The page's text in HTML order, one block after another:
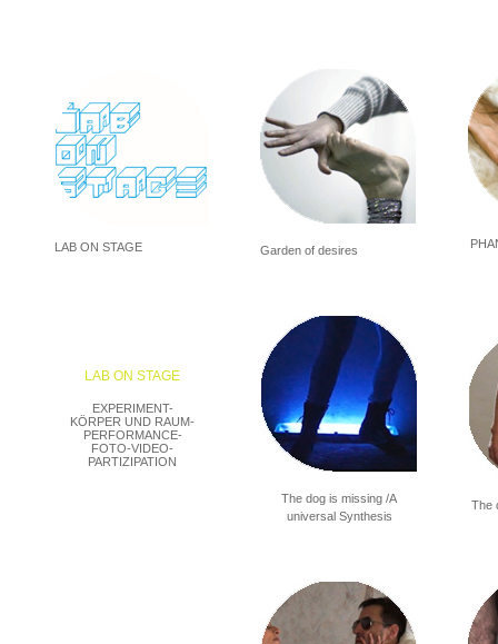
LAB ON STAGE Garden of desires
LAB ON STAGE
EXPERIMENT-
KÖRPER UND RAUM-
PERFORMANCE-
FOTO-VIDEO-
PARTIZIPATION
The dog is missing /A
universal Synthesis
The